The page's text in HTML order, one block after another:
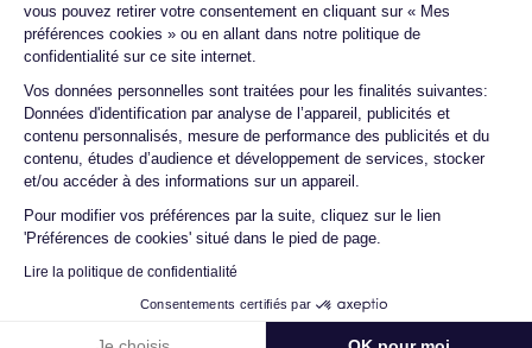
vous pouvez retirer votre consentement en cliquant sur « Mes
préférences cookies » ou en allant dans notre politique de
confidentialité sur ce site internet.
Vos données personnelles sont traitées pour les finalités suivantes:
Données d'identification par analyse de l’appareil, publicités et
contenu personnalisés, mesure de performance des publicités et du
contenu, études d’audience et développement de services, stocker
et/ou accéder à des informations sur un appareil.
Pour modifier vos préférences par la suite, cliquez sur le lien
'Préférences de cookies' situé dans le pied de page.
Lire la politique de confidentialité
Consentements certifiés par
Axeptio consent
RAM
6 Go
Memoire interne
Nom de la puce
Puce A14 Bionic
Nombre de cœurs
6
Nom GPU Fréq. processeur
12 Mpx
Quelles sont les options disponibles sur
les batteries ?
commande ?
Quelles garanties offrez-vous sur vos
produits ?
Est-il possible de payer l'iPhone 12 Pro
Max en plusieurs fois ?
Que se passe-t-il après avoir passé la